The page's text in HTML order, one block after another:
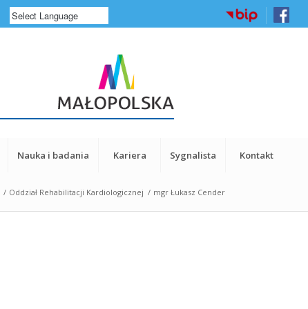
Nauka i badania Kariera Sygnalista Kontakt
/ Oddział Rehabilitacji Kardiologicznej / mgr Łukasz Cender